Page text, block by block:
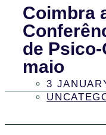
Coimbra
de
maio
3